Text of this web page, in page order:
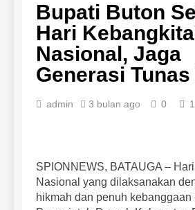
Bupati Buton
Hari
Nasional, Jaga
Generasi
admin 3 bulan ago 0
SPIONNEWS, BATAUGA –
Nasional yang dilaksanakan
hikmah dan penuh kebanggaan